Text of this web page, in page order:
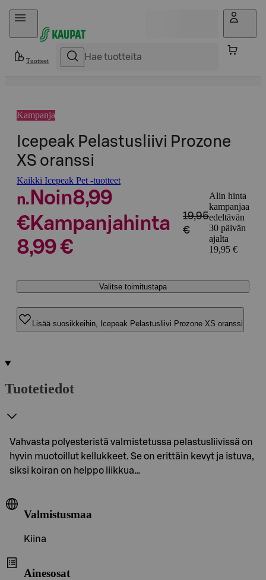
Hyppää sisältöön
Tuotteet
Kampanja
Icepeak Pelastusliivi Prozone
XS oranssi
Kaikki Icepeak Pet -tuotteet
n. Noin8,99
€Kampanjahinta
8,99 €
19,95
€
Alin hinta
kampanjaa
edeltävän
30 päivän
ajalta
19,95 €
Valitse toimitustapa
Lisää suosikkeihin, Icepeak Pelastusliivi Prozone XS oranssi
Tuotetiedot
Vahvasta polyesteristä valmistetussa pelastusliivissä on
hyvin muotoillut kellukkeet. Se on erittäin kevyt ja istuva,
siksi koiran on helppo liikkua…
Valmistusmaa
Kiina
Ainesosat